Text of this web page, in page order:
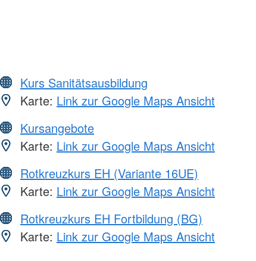
Kurs Sanitätsausbildung
Karte: Link zur Google Maps Ansicht
Kursangebote
Karte: Link zur Google Maps Ansicht
Rotkreuzkurs EH (Variante 16UE)
Karte: Link zur Google Maps Ansicht
Rotkreuzkurs EH Fortbildung (BG)
Karte: Link zur Google Maps Ansicht